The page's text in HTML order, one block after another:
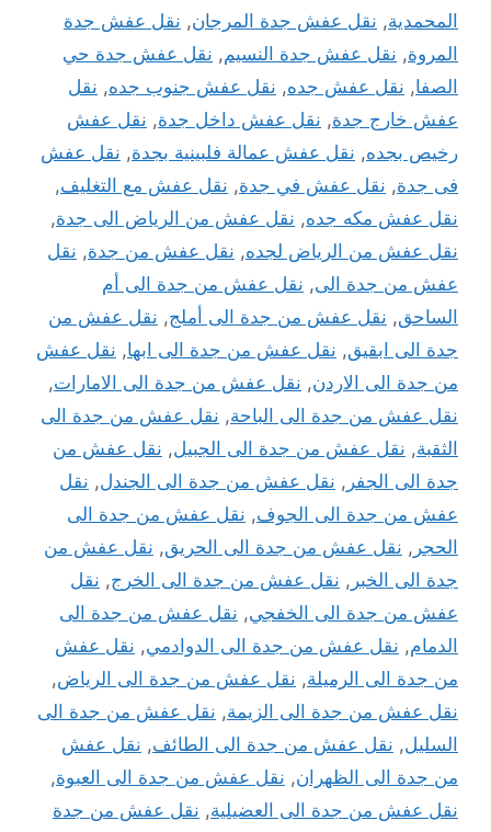
المحمدية, نقل عفش جدة المرجان, نقل عفش جدة
المروة, نقل عفش جدة النسيم, نقل عفش جدة حي
الصفا, نقل عفش جده, نقل عفش جنوب جده, نقل
عفش خارج جدة, نقل عفش داخل جدة, نقل عفش
رخيص بجده, نقل عفش عمالة فلبينية بجدة, نقل عفش
فى جدة, نقل عفش في جدة, نقل عفش مع التغليف,
نقل عفش مكه جده, نقل عفش من الرياض الى جدة,
نقل عفش من الرياض لجده, نقل عفش من جدة, نقل
عفش من جدة الى, نقل عفش من جدة الى أم
الساحق, نقل عفش من جدة الى أملج, نقل عفش من
جدة الى ابقيق, نقل عفش من جدة الى ابها, نقل عفش
من جدة الى الاردن, نقل عفش من جدة الى الامارات,
نقل عفش من جدة الى الباحة, نقل عفش من جدة الى
الثقبة, نقل عفش من جدة الى الجبيل, نقل عفش من
جدة الى الجفر , نقل عفش من جدة الى الجندل, نقل
عفش من جدة الى الجوف, نقل عفش من جدة الى
الحجر , نقل عفش من جدة الى الحريق, نقل عفش من
جدة الى الخبر , نقل عفش من جدة الى الخرج, نقل
عفش من جدة الى الخفجي, نقل عفش من جدة الى
الدمام, نقل عفش من جدة الى الدوادمي, نقل عفش
من جدة الى الرميلة, نقل عفش من جدة الى الرياض,
نقل عفش من جدة الى الزيمة, نقل عفش من جدة الى
السليل, نقل عفش من جدة الى الطائف, نقل عفش
من جدة الى الظهران, نقل عفش من جدة الى العبوة,
نقل عفش من جدة الى العضيلية, نقل عفش من جدة